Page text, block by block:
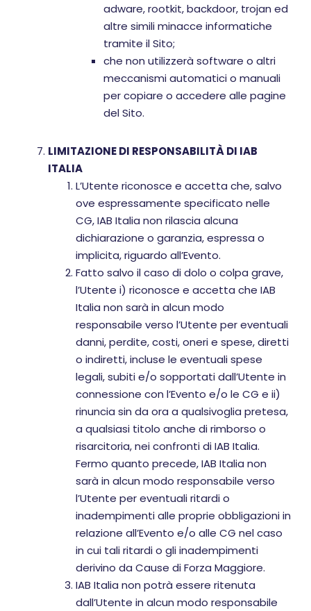
adware, rootkit, backdoor, trojan ed
altre simili minacce informatiche
tramite il Sito;
che non utilizzerà software o altri
meccanismi automatici o manuali
per copiare o accedere alle pagine
del Sito.
LIMITAZIONE DI RESPONSABILITÀ DI IAB
ITALIA
L’Utente riconosce e accetta che, salvo
ove espressamente specificato nelle
CG, IAB Italia non rilascia alcuna
dichiarazione o garanzia, espressa o
implicita, riguardo all’Evento.
Fatto salvo il caso di dolo o colpa grave,
l’Utente i) riconosce e accetta che IAB
Italia non sarà in alcun modo
responsabile verso l’Utente per eventuali
danni, perdite, costi, oneri e spese, diretti
o indiretti, incluse le eventuali spese
legali, subiti e/o sopportati dall’Utente in
connessione con l’Evento e/o le CG e ii)
rinuncia sin da ora a qualsivoglia pretesa,
a qualsiasi titolo anche di rimborso o
risarcitoria, nei confronti di IAB Italia.
Fermo quanto precede, IAB Italia non
sarà in alcun modo responsabile verso
l’Utente per eventuali ritardi o
inadempimenti alle proprie obbligazioni in
relazione all’Evento e/o alle CG nel caso
in cui tali ritardi o gli inadempimenti
derivino da Cause di Forza Maggiore.
IAB Italia non potrà essere ritenuta
dall’Utente in alcun modo responsabile